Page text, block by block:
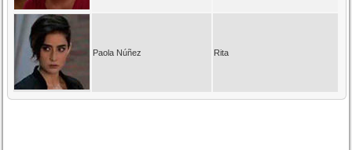
Paola Núñez Rita